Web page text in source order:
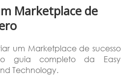
Marketplace de
um Marketplace de sucesso
guia completo da Easy
Technology.